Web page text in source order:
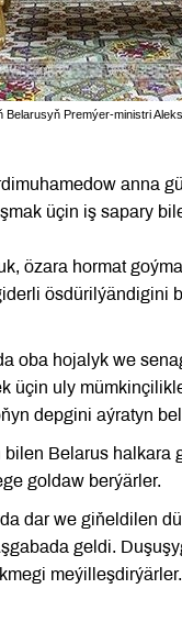
Premýer-ministri
anna
üçin iş sapary
özara hormat
ösdürilýändigini
oba hojalyk we
üçin uly
depgini aýratyn
Belarus
goldaw berýärler.
dar we giňeldilen
geldi.
meýilleşdirýärler.